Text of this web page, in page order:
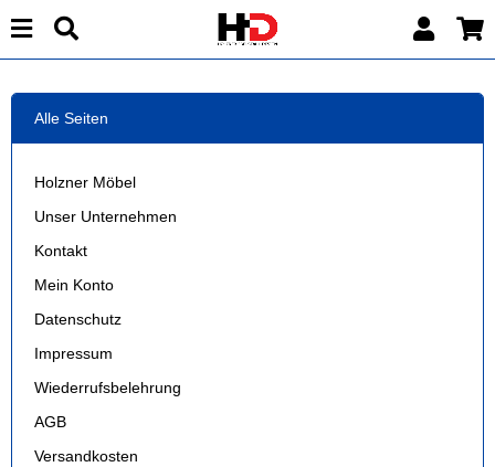
Alle Seiten
Holzner Möbel
Unser Unternehmen
Kontakt
Mein Konto
Datenschutz
Impressum
Wiederrufsbelehrung
AGB
Versandkosten